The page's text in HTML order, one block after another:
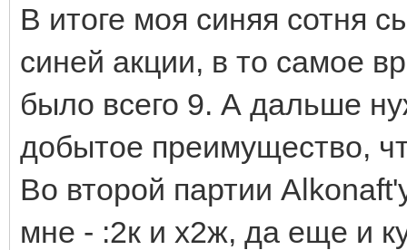
В итоге моя синяя сотня
синей акции, в то самое
было всего 9. А дальше
добытое преимущество,
Во второй партии
мне - :2к и х2ж, да еще и